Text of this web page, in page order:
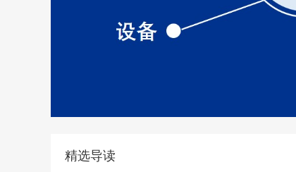
精选导读